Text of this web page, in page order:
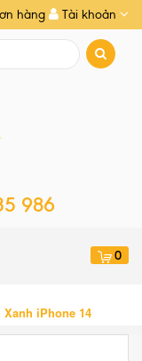
hàng Tài khoản
986
0
iPhone 14